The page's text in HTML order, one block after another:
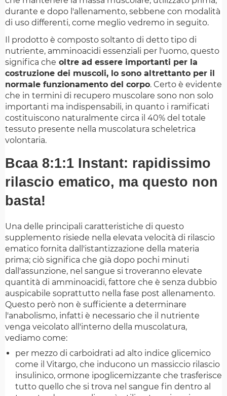
durante e dopo l'allenamento, sebbene con modalità
di uso differenti, come meglio vedremo in seguito.
Il prodotto è composto soltanto di detto tipo di
nutriente, amminoacidi essenziali per l'uomo, questo
significa che oltre ad essere importanti per la
costruzione dei muscoli, lo sono altrettanto per il
normale funzionamento del corpo. Certo è evidente
che in termini di recupero muscolare sono non solo
importanti ma indispensabili, in quanto i ramificati
costituiscono naturalmente circa il 40% del totale
tessuto presente nella muscolatura scheletrica
volontaria.
Bcaa 8:1:1 Instant: rapidissimo
rilascio ematico, ma questo non
basta!
Una delle principali caratteristiche di questo
supplemento risiede nella elevata velocità di rilascio
ematico fornita dall'istantizzazione della materia
prima; ciò significa che già dopo pochi minuti
dall'assunzione, nel sangue si troveranno elevate
quantità di amminoacidi, fattore che è senza dubbio
auspicabile soprattutto nella fase post allenamento.
Questo però non è sufficiente a determinare
l'anabolismo, infatti è necessario che il nutriente
venga veicolato all'interno della muscolatura,
vediamo come:
per mezzo di carboidrati ad alto indice glicemico
come il Vitargo, che inducono un massiccio rilascio
insulinico, ormone ipoglicemizzante che trasferisce
tutto quello che si trova nel sangue fin dentro al